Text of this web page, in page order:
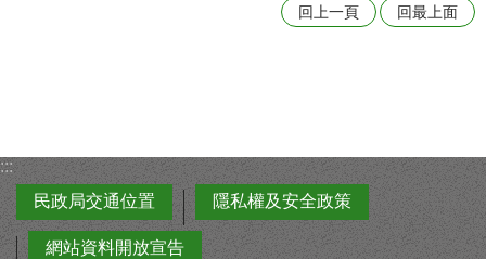
回上一頁 回最上面
:::
民政局交通位置
隱私權及安全政策
網站資料開放宣告